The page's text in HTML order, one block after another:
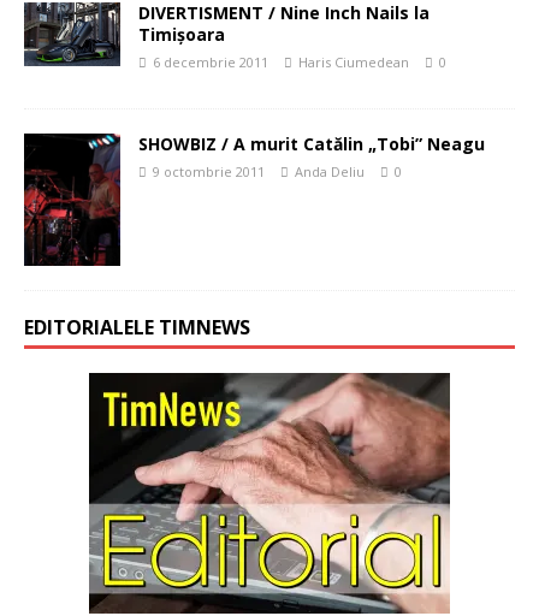
DIVERTISMENT / Nine Inch Nails la
Timişoara
6 decembrie 2011 Haris Ciumedean 0
SHOWBIZ / A murit Catălin „Tobi” Neagu
9 octombrie 2011 Anda Deliu 0
EDITORIALELE TIMNEWS